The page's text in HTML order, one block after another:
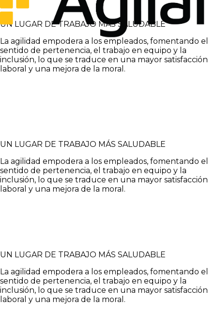
UN LUGAR DE TRABAJO MÁS SALUDABLE
La agilidad empodera a los empleados, fomentando el
sentido de pertenencia, el trabajo en equipo y la
inclusión, lo que se traduce en una mayor satisfacción
laboral y una mejora de la moral.
UN LUGAR DE TRABAJO MÁS SALUDABLE
La agilidad empodera a los empleados, fomentando el
sentido de pertenencia, el trabajo en equipo y la
inclusión, lo que se traduce en una mayor satisfacción
laboral y una mejora de la moral.
UN LUGAR DE TRABAJO MÁS SALUDABLE
La agilidad empodera a los empleados, fomentando el
sentido de pertenencia, el trabajo en equipo y la
inclusión, lo que se traduce en una mayor satisfacción
laboral y una mejora de la moral.